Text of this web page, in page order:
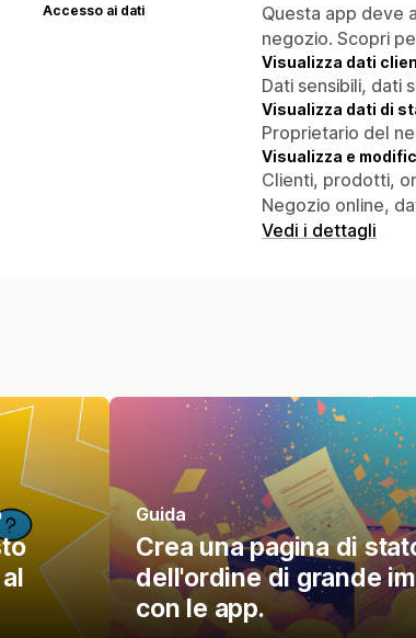
Accesso ai dati
Questa app deve
negozio. Scopri
Visualizza dati
Dati sensibili, dati
Visualizza dati di
Proprietario del
Visualizza e
Clienti, prodotti,
Negozio online,
Vedi i dettagli
Guida
Crea una pagina di
dell'ordine di grande
con le app.